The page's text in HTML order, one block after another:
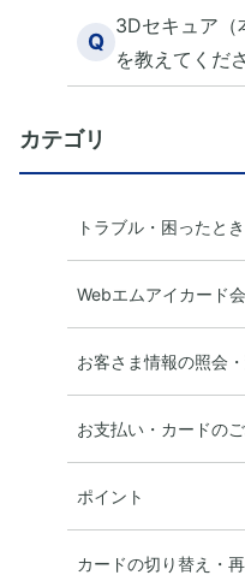
Q
3Dセキュア（
を教えてくだ
カテゴリ
トラブル・困ったと
Webエムアイカード
お客さま情報の照会
お支払い・カードの
ポイント
カードの切り替え・